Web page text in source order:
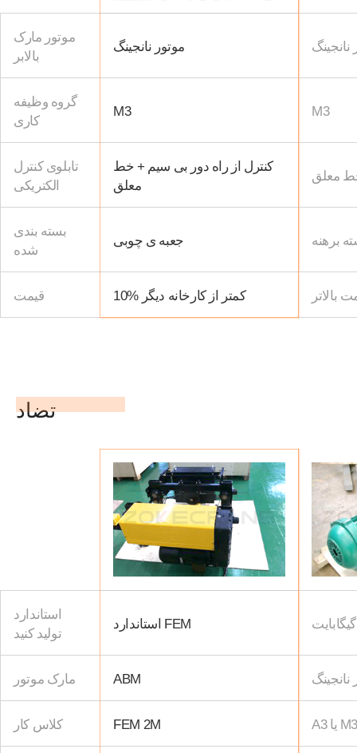
موتور مارک
بالابر
موتور نانجینگ نانجینگ
گروه وظیفه
کاری
M3 M3
تابلوی کنترل
الکتریکی
کنترل از راه دور بی سیم + خط
معلق
معلق
بسته بندی
شده
جعبه ی چوبی برهنه
قیمت 10% کمتر از کارخانه دیگر بالاتر
تضاد
استاندارد
تولید کنید
استاندارد FEM
مارک موتور ABM نانجینگ
کلاس کار FEM 2M A3 یا M3